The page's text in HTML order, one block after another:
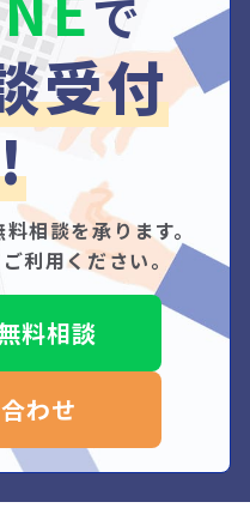
で
受付
相談を承ります。
利用ください。
料相談
わせ